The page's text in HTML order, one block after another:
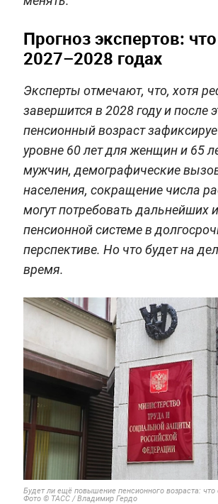
Прогноз экспертов:
2027–2028 годах
Эксперты отмечают, что, хотя
завершится в 2028 году и после
пенсионный возраст
уровне 60 лет для женщин и 65
мужчин, демографические
населения, сокращение числа
могут потребовать дальнейших
пенсионной системе в
перспективе. Но что будет на
время.
Будет ли ещё повышение пенсионного возраста: что
Фото © ТАСС / Владимир Гердо